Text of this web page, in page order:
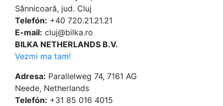
Sânnicoară, jud. Cluj
Telefón: +40 720.21.21.21
E-mail: cluj@bilka.ro
BILKA NETHERLANDS B.V.
Vezmi ma tam!
Adresa: Parallelweg 74, 7161 AG
Neede, Netherlands
Telefón: +31 85 016 4015